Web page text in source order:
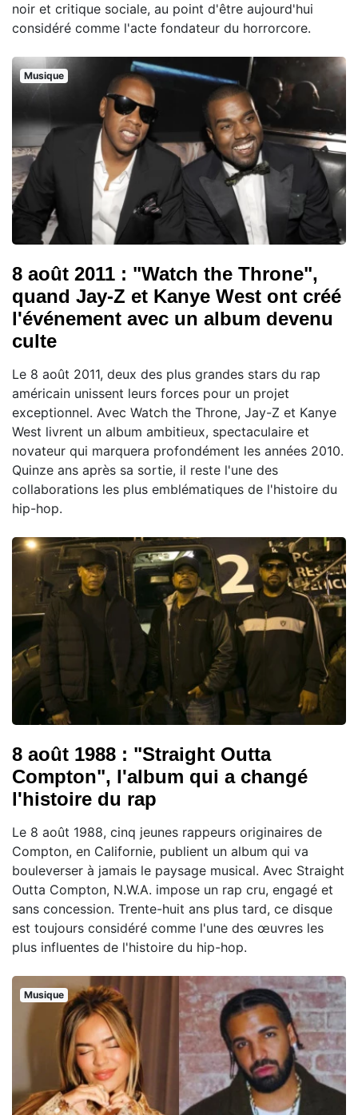
noir et critique sociale, au point d'être aujourd'hui
considéré comme l'acte fondateur du horrorcore.
Musique
8 août 2011 : "Watch the Throne",
quand Jay-Z et Kanye West ont créé
l'événement avec un album devenu
culte
Le 8 août 2011, deux des plus grandes stars du rap
américain unissent leurs forces pour un projet
exceptionnel. Avec Watch the Throne, Jay-Z et Kanye
West livrent un album ambitieux, spectaculaire et
novateur qui marquera profondément les années 2010.
Quinze ans après sa sortie, il reste l'une des
collaborations les plus emblématiques de l'histoire du
hip-hop.
8 août 1988 : "Straight Outta
Compton", l'album qui a changé
l'histoire du rap
Le 8 août 1988, cinq jeunes rappeurs originaires de
Compton, en Californie, publient un album qui va
bouleverser à jamais le paysage musical. Avec Straight
Outta Compton, N.W.A. impose un rap cru, engagé et
sans concession. Trente-huit ans plus tard, ce disque
est toujours considéré comme l'une des œuvres les
plus influentes de l'histoire du hip-hop.
Musique